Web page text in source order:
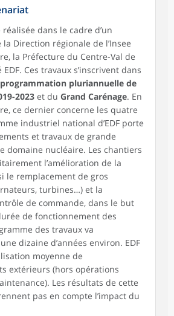
dans le cadre d’un
Direction régionale de l’Insee
la Préfecture du Centre-Val de
Ces travaux s’inscrivent dans
programmation pluriannuelle de
2023 et du Grand Carénage. En
ce dernier concerne les quatre
industriel national d’EDF porte
et travaux de grande
domaine nucléaire. Les chantiers
l’amélioration de la
le remplacement de gros
turbines…) et la
de commande, dans le but
de fonctionnement des
des travaux va
dizaine d’années environ. EDF
moyenne de
extérieurs (hors opérations
Les résultats de cette
pas en compte l’impact du